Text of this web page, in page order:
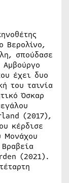
Βερολίνο,
σπούδασε
Αμβούργο
έχει δυο
του ταινία
Όσκαρ
(2017),
κέρδισε
Μονάχου
(2021).